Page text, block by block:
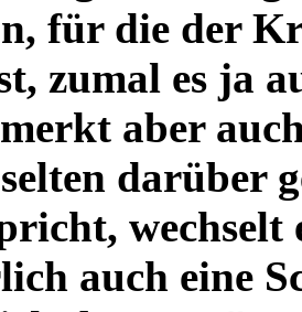
für die der
zumal es ja
aber
darüber
wechselt
auch eine